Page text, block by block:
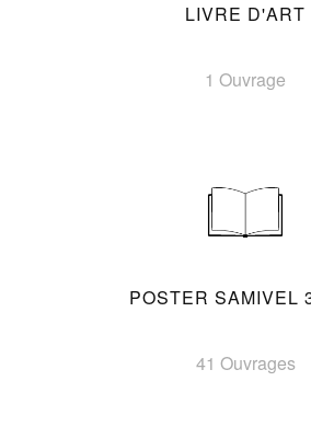
LIVRE D'ART
1 Ouvrage
POSTER SAMIVEL
41 Ouvrages